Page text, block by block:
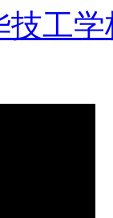
技工学